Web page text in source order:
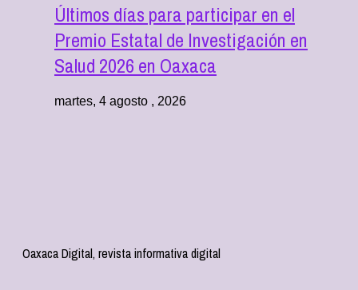
Últimos días para participar en el
Premio Estatal de Investigación en
Salud 2026 en Oaxaca
martes, 4 agosto , 2026
Oaxaca Digital, revista informativa digital